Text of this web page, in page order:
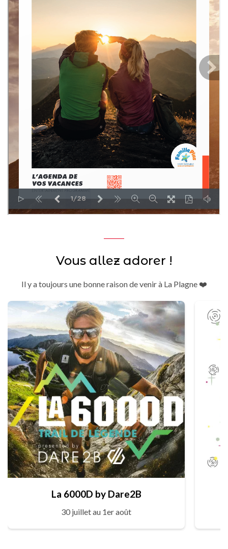
Vous allez adorer !
Il y a toujours une bonne raison de venir à La Plagne ❤️
La 6000D by Dare2B
30 juillet au 1er août